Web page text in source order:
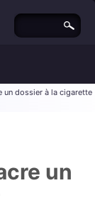
un dossier à la cigarette
un